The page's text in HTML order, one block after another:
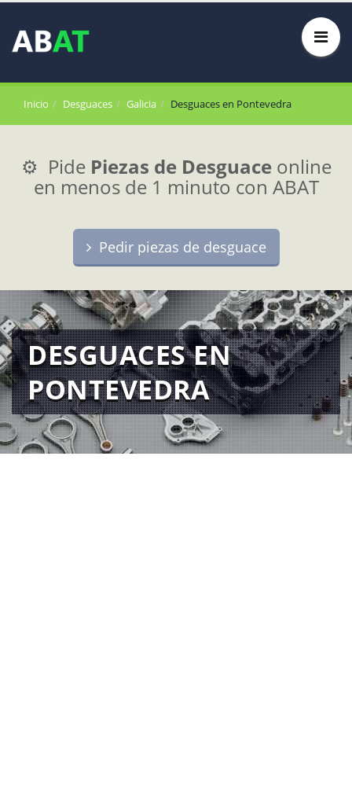
Inicio Desguaces Galicia Desguaces en Pontevedra
⚙️ Pide Piezas de Desguace online
en menos de 1 minuto con ABAT
Pedir piezas de desguace
DESGUACES EN
PONTEVEDRA